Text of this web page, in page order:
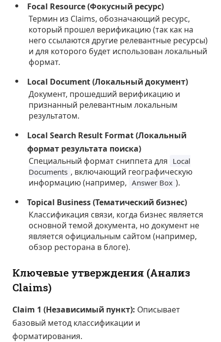
Focal Resource (Фокусный ресурс)
Термин из Claims, обозначающий ресурс,
который прошел верификацию (так как на
него ссылаются другие релевантные ресурсы)
и для которого будет использован локальный
формат.
Local Document (Локальный документ)
Документ, прошедший верификацию и
признанный релевантным локальным
результатом.
Local Search Result Format (Локальный
формат результата поиска)
Специальный формат сниппета для Local
Documents , включающий географическую
информацию (например, Answer Box ).
Topical Business (Тематический бизнес)
Классификация связи, когда бизнес является
основной темой документа, но документ не
является официальным сайтом (например,
обзор ресторана в блоге).
Ключевые утверждения (Анализ
Claims)
Claim 1 (Независимый пункт): Описывает
базовый метод классификации и
форматирования.